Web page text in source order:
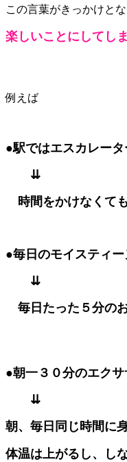
この言葉がきっかけと
楽しいことにしてし
例えば
●駅ではエスカレー
⇊
時間をかけなくて
●毎日のモイスティ
⇊
毎日たった５分の
●朝一３０分のエク
⇊
朝、毎日同じ時間に
体温は上がるし、し